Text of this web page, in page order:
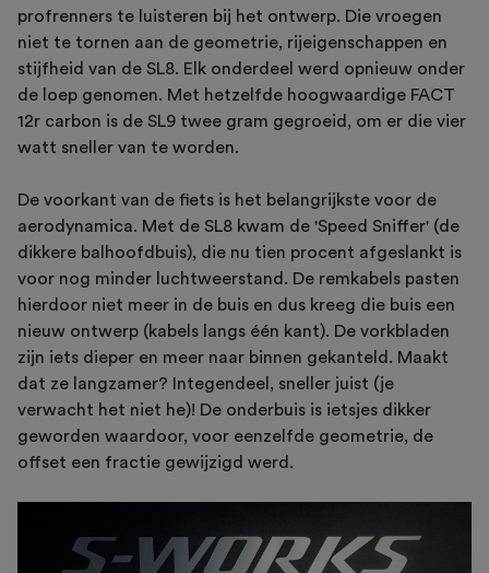
profrenners te luisteren bij het ontwerp. Die vroegen
niet te tornen aan de geometrie, rijeigenschappen en
stijfheid van de SL8. Elk onderdeel werd opnieuw onder
de loep genomen. Met hetzelfde hoogwaardige FACT
12r carbon is de SL9 twee gram gegroeid, om er die vier
watt sneller van te worden.
De voorkant van de fiets is het belangrijkste voor de
aerodynamica. Met de SL8 kwam de 'Speed Sniffer' (de
dikkere balhoofdbuis), die nu tien procent afgeslankt is
voor nog minder luchtweerstand. De remkabels pasten
hierdoor niet meer in de buis en dus kreeg die buis een
nieuw ontwerp (kabels langs één kant). De vorkbladen
zijn iets dieper en meer naar binnen gekanteld. Maakt
dat ze langzamer? Integendeel, sneller juist (je
verwacht het niet he)! De onderbuis is ietsjes dikker
geworden waardoor, voor eenzelfde geometrie, de
offset een fractie gewijzigd werd.